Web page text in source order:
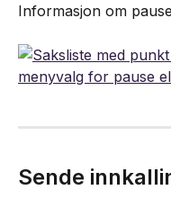
Informasjon om
Sende